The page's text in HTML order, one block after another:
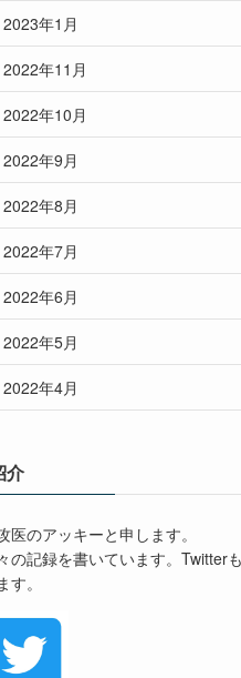
2023年1月
2022年11月
2022年10月
2022年9月
2022年8月
2022年7月
2022年6月
2022年5月
2022年4月
介
医のアッキーと申します。
の記録を書いています。Twitter
す。